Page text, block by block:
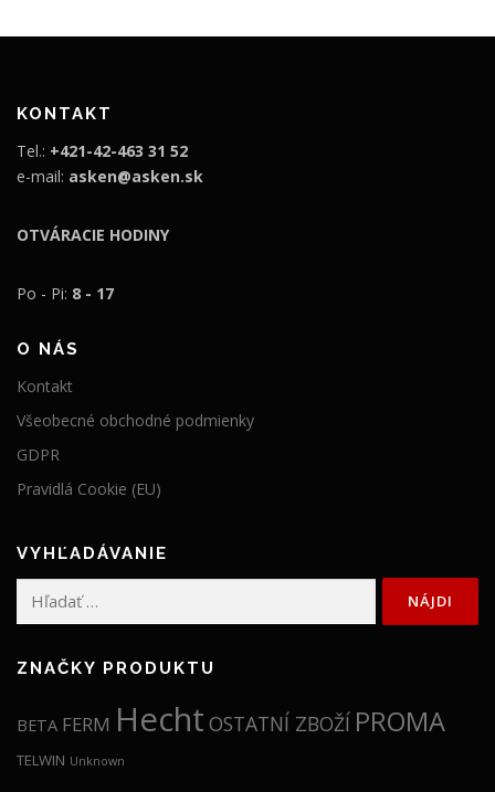
KONTAKT
Tel.: +421-42-463 31 52
e-mail: asken@asken.sk
OTVÁRACIE HODINY
Po - Pi: 8 - 17
O NÁS
Kontakt
Všeobecné obchodné podmienky
GDPR
Pravidlá Cookie (EU)
VYHĽADÁVANIE
Hľadať:
ZNAČKY PRODUKTU
BETA FERM Hecht OSTATNÍ ZBOŽÍ PROMA
TELWIN Unknown